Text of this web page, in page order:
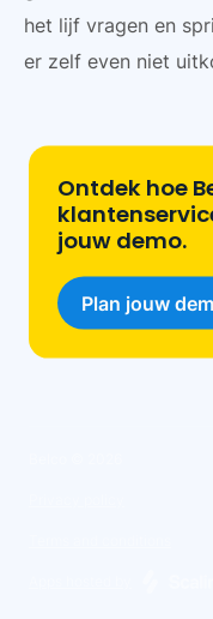
het lijf vragen en
er zelf even niet
Ontdek hoe
jouw demo.
Plan jouw